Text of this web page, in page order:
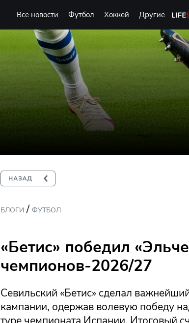
Все новости Футбол Хоккей Другие Life
Остальное
БЛОГИ / ФУТБОЛ
«Бетис» победил
чемпионов-2026/27
Севильский «Бетис» сделал
кампании, одержав волевую победу